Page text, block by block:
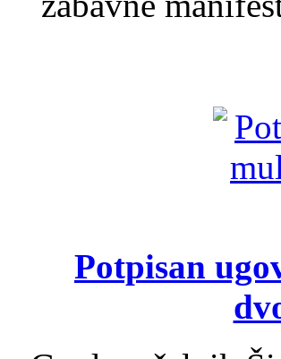
Potpisan